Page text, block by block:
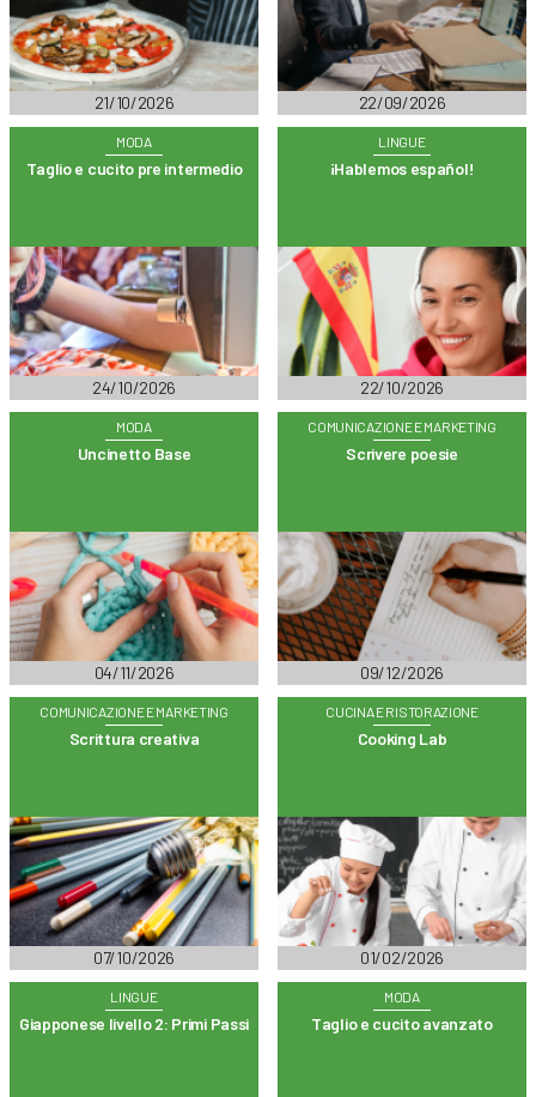
21/10/2026 22/09/2026
MODA
Taglio e cucito pre intermedio
24/10/2026
LINGUE
¡Hablemos español!
22/10/2026
MODA
Uncinetto Base
04/11/2026
COMUNICAZIONE E MARKETING
Scrivere poesie
09/12/2026
COMUNICAZIONE E MARKETING
Scrittura creativa
07/10/2026
CUCINA E RISTORAZIONE
Cooking Lab
01/02/2026
LINGUE
Giapponese livello 2: Primi Passi
MODA
Taglio e cucito avanzato